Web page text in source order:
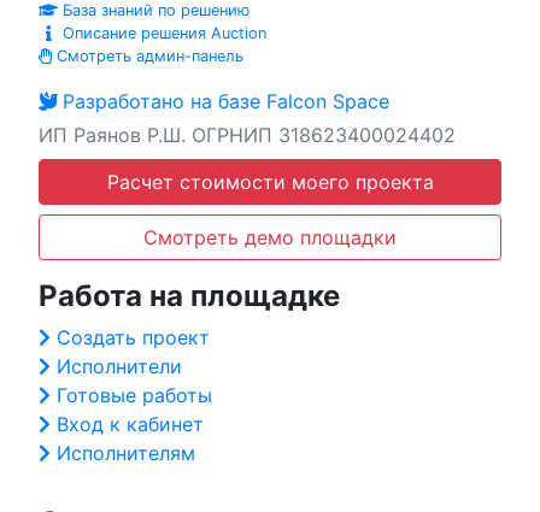
База знаний по решению
Описание решения Auction
Смотреть админ-панель
Разработано на базе Falcon Space
ИП Раянов Р.Ш. ОГРНИП 318623400024402
Расчет стоимости моего проекта
Смотреть демо площадки
Работа на площадке
Создать проект
Исполнители
Готовые работы
Вход к кабинет
Исполнителям